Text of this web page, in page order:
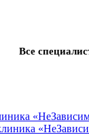
Все